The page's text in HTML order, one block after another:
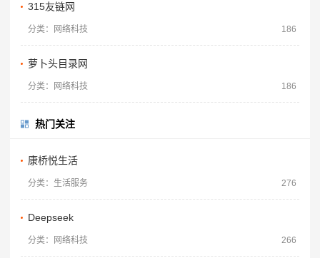
315友链网
分类：网络科技 186
萝卜头目录网
分类：网络科技 186
热门关注
康桥悦生活
分类：生活服务 276
Deepseek
分类：网络科技 266